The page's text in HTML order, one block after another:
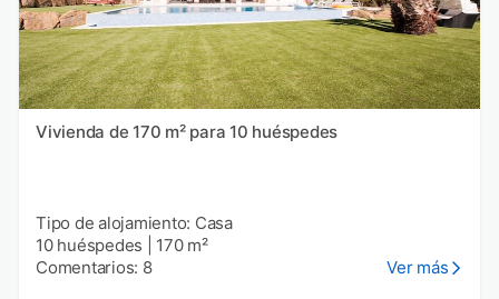
Vivienda de 170 m² para 10 huéspedes
Tipo de alojamiento: Casa
10 huéspedes
170 m²
Comentarios: 8
Ver más